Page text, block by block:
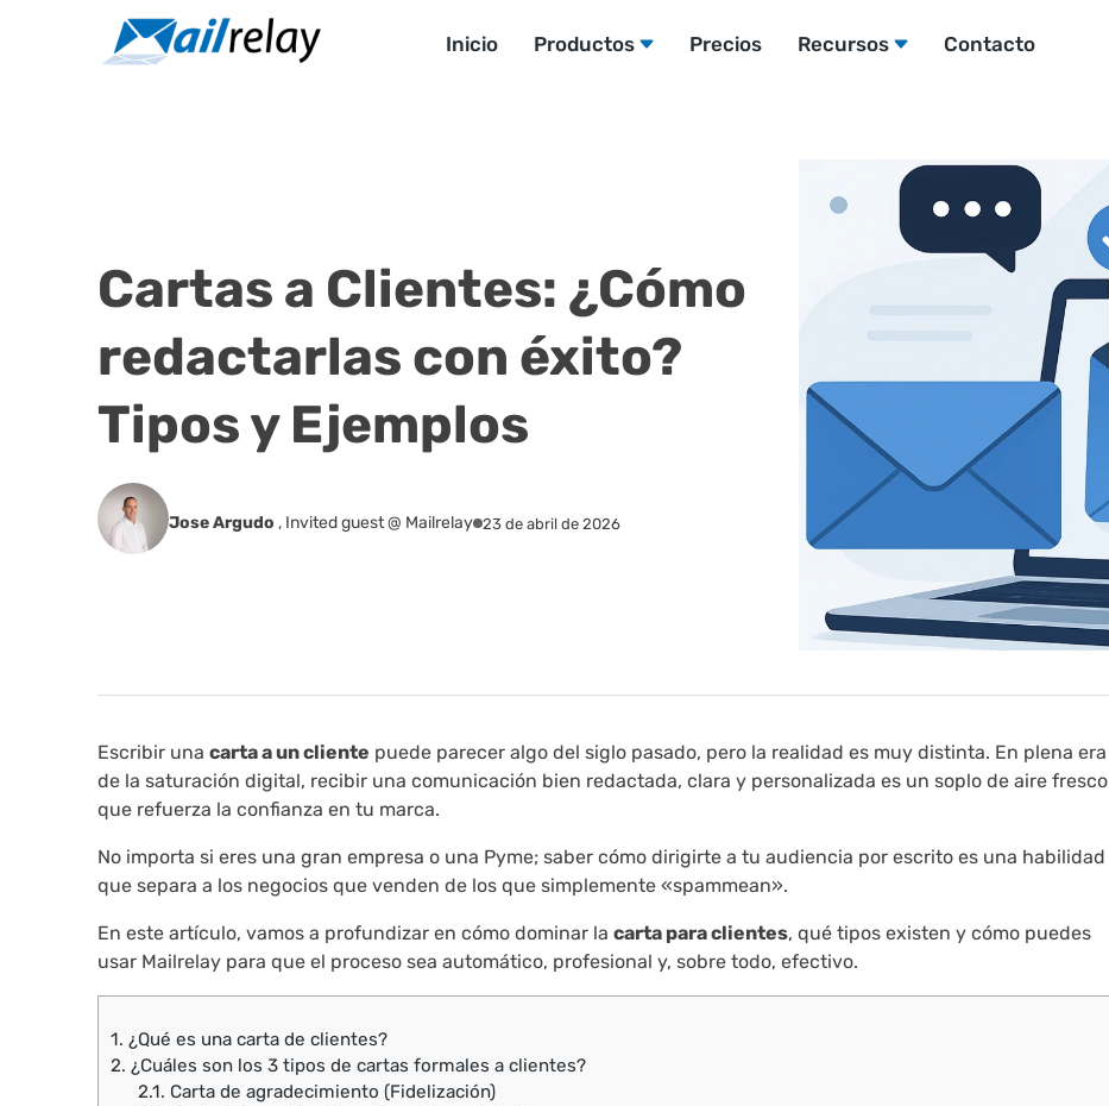
Inicio Productos Precios Recursos Contacto
Cartas a Clientes: ¿Cómo
redactarlas con éxito?
Tipos y Ejemplos
Jose Argudo , Invited guest @ Mailrelay 23 de abril de 2026
Escribir una carta a un cliente puede parecer algo del siglo pasado, pero la realidad es muy distinta. En plena era
de la saturación digital, recibir una comunicación bien redactada, clara y personalizada es un soplo de aire fresco
que refuerza la confianza en tu marca.
No importa si eres una gran empresa o una Pyme; saber cómo dirigirte a tu audiencia por escrito es una habilidad
que separa a los negocios que venden de los que simplemente «spammean».
En este artículo, vamos a profundizar en cómo dominar la carta para clientes, qué tipos existen y cómo puedes
usar Mailrelay para que el proceso sea automático, profesional y, sobre todo, efectivo.
1. ¿Qué es una carta de clientes?
2. ¿Cuáles son los 3 tipos de cartas formales a clientes?
2.1. Carta de agradecimiento (Fidelización)